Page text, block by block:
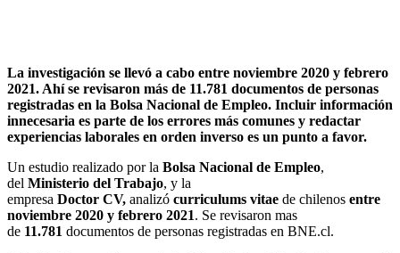
La investigación se llevó a cabo entre noviembre 2020 y febrero
2021. Ahí se revisaron más de 11.781 documentos de personas
registradas en la Bolsa Nacional de Empleo. Incluir información
innecesaria es parte de los errores más comunes y redactar
experiencias laborales en orden inverso es un punto a favor.
Un estudio realizado por la Bolsa Nacional de Empleo,
del Ministerio del Trabajo, y la
empresa Doctor CV, analizó curriculums vitae de chilenos entre
noviembre 2020 y febrero 2021. Se revisaron mas
de 11.781 documentos de personas registradas en BNE.cl.